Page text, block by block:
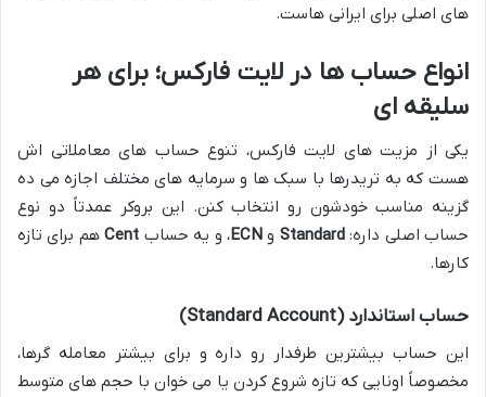
های اصلی برای ایرانی هاست.
انواع حساب ها در لایت فارکس؛ برای هر
سلیقه ای
یکی از مزیت های لایت فارکس، تنوع حساب های معاملاتی اش
هست که به تریدرها با سبک ها و سرمایه های مختلف اجازه می ده
گزینه مناسب خودشون رو انتخاب کنن. این بروکر عمدتاً دو نوع
حساب اصلی داره:Standard وECN، و یه حساب Centهم برای تازه
کارها.
حساب استاندارد (Standard Account)
این حساب بیشترین طرفدار رو داره و برای بیشتر معامله گرها،
مخصوصاً اونایی که تازه شروع کردن یا می خوان با حجم های متوسط